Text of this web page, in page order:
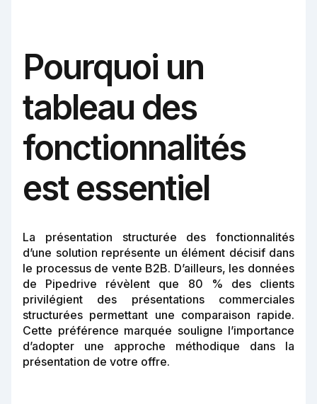
Pourquoi un
tableau des
fonctionnalités
est essentiel
La présentation structurée des fonctionnalités
d’une solution représente un élément décisif dans
le processus de vente B2B. D’ailleurs, les données
de Pipedrive révèlent que 80 % des clients
privilégient des présentations commerciales
structurées permettant une comparaison rapide.
Cette préférence marquée souligne l’importance
d’adopter une approche méthodique dans la
présentation de votre offre.